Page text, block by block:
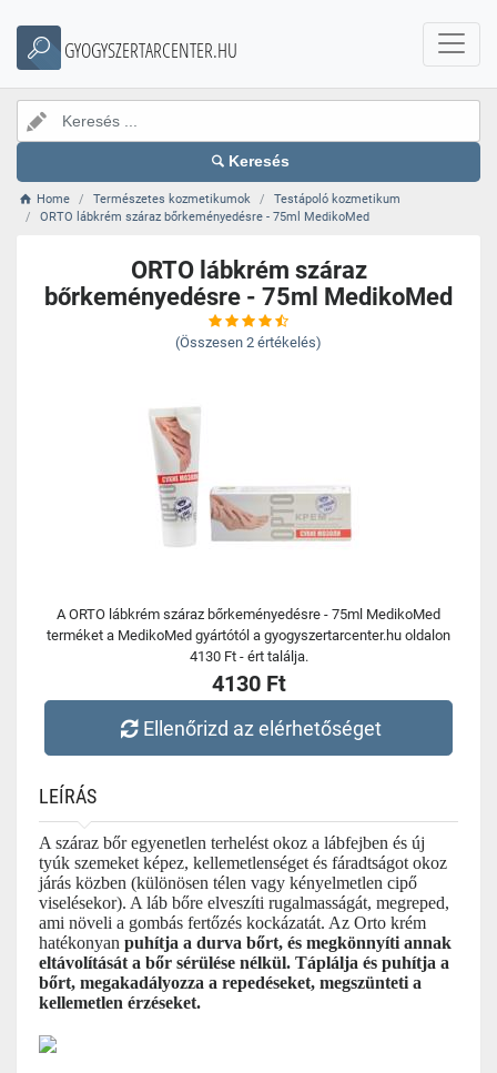
GYOGYSZERTARCENTER.HU
Keresés
Home Természetes kozmetikumok
Testápoló kozmetikum
ORTO lábkrém száraz bőrkeményedésre - 75ml MedikoMed
ORTO lábkrém száraz
bőrkeményedésre - 75ml MedikoMed
(Összesen 2 értékelés)
A ORTO lábkrém száraz bőrkeményedésre - 75ml MedikoMed
terméket a MedikoMed gyártótól a gyogyszertarcenter.hu oldalon
4130 Ft - ért találja.
4130 Ft
Ellenőrizd az elérhetőséget
LEÍRÁS
A száraz bőr egyenetlen terhelést okoz a lábfejben és új
tyúk szemeket képez, kellemetlenséget és fáradtságot okoz
járás közben (különösen télen vagy kényelmetlen cipő
viselésekor). A láb bőre elveszíti rugalmasságát, megreped,
ami növeli a gombás fertőzés kockázatát. Az Orto krém
hatékonyan puhítja a durva bőrt, és megkönnyíti annak
eltávolítását a bőr sérülése nélkül. Táplálja és puhítja a
bőrt, megakadályozza a repedéseket, megszünteti a
kellemetlen érzéseket.